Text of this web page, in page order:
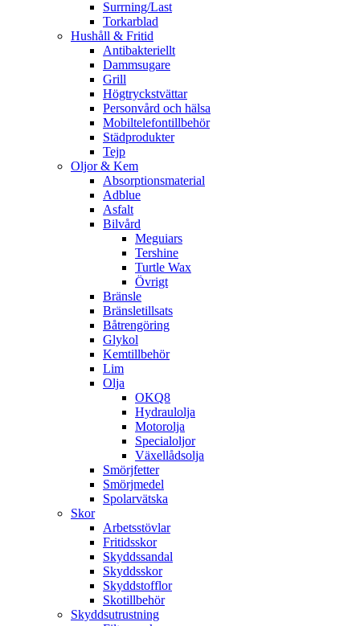
Surrning/Last
Torkarblad
Hushåll & Fritid
Antibakteriellt​
Dammsugare
Grill
Högtryckstvättar
Personvård och hälsa
Mobiltelefontillbehör
Städprodukter
Tejp
Oljor & Kem
Absorptionsmaterial
Adblue
Asfalt
Bilvård
Meguiars
Tershine
Turtle Wax
Övrigt
Bränsle
Bränsletillsats
Båtrengöring
Glykol
Kemtillbehör
Lim
Olja
OKQ8
Hydraulolja
Motorolja
Specialoljor
Växellådsolja
Smörjfetter
Smörjmedel
Spolarvätska
Skor
Arbetsstövlar
Fritidsskor
Skyddssandal
Skyddsskor
Skyddstofflor
Skotillbehör
Skyddsutrustning